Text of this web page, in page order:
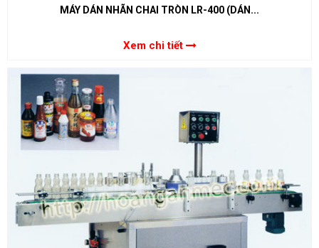
MÁY DÁN NHÃN CHAI TRÒN LR-400 (DÁN...
Xem chi tiết